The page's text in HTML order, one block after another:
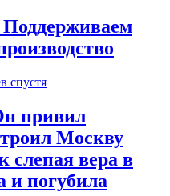
спустя
привил
Москву
слепая вера в
и погубила